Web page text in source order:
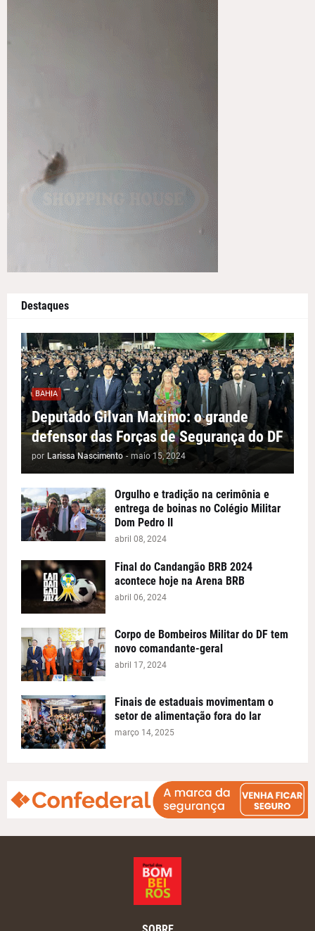
Destaques
BAHIA
Deputado Gilvan Maximo: o grande
defensor das Forças de Segurança do DF
por Larissa Nascimento - maio 15, 2024
Orgulho e tradição na cerimônia e
entrega de boinas no Colégio Militar
Dom Pedro II
abril 08, 2024
Final do Candangão BRB 2024
acontece hoje na Arena BRB
abril 06, 2024
Corpo de Bombeiros Militar do DF tem
novo comandante-geral
abril 17, 2024
Finais de estaduais movimentam o
setor de alimentação fora do lar
março 14, 2025